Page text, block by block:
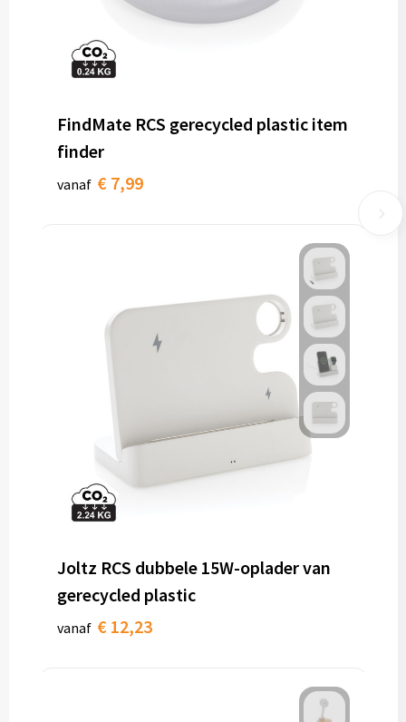
FindMate RCS gerecycled plastic item
finder
vanaf € 7,99
Joltz RCS dubbele 15W-oplader van
gerecycled plastic
vanaf € 12,23